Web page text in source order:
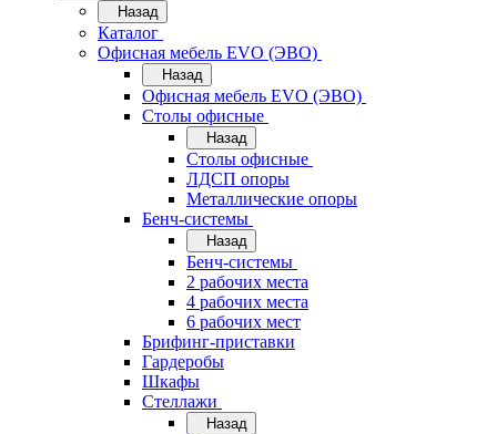
Назад
Каталог
Офисная мебель EVO (ЭВО)
Назад
Офисная мебель EVO (ЭВО)
Cтолы офисные
Назад
Cтолы офисные
ЛДСП опоры
Металлические опоры
Бенч-системы
Назад
Бенч-системы
2 рабочих места
4 рабочих места
6 рабочих мест
Брифинг-приставки
Гардеробы
Шкафы
Стеллажи
Назад